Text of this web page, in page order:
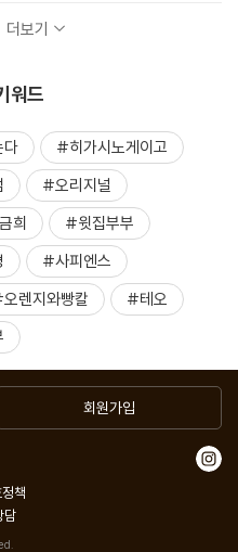
더보기
워드
다
#히가시노게이고
#오리지널
희
#윗집부부
#사피엔스
렌지와빵칼
#테오
회원가입
책
담